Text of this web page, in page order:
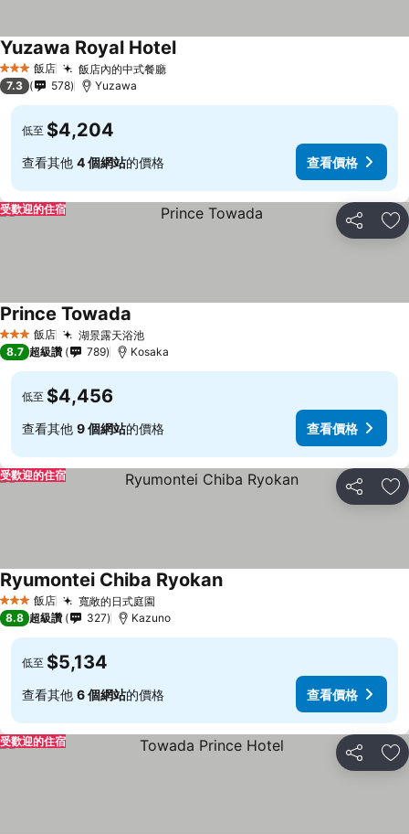
3 星級 飯店 飯店內的中式餐廳查看價格
Yuzawa Royal Hotel查看價格
7.3 578 Yuzawa
低至 $4,204
查看其他 4 個網站的價格 查看價格
分享 加
受歡迎的住宿
3 星級 飯店 湖景露天浴池查看價格
Prince Towada
8.7 超級讚 789 Kosaka
低至 $4,456
查看其他 9 個網站的價格 查看價格
分享 加
受歡迎的住宿
3 星級 飯店 寬敞的日式庭園
Ryumontei Chiba Ryokan查看價格
8.8 超級讚 327 Kazuno
低至 $5,134
查看其他 6 個網站的價格 查看價格
分享 加
受歡迎的住宿